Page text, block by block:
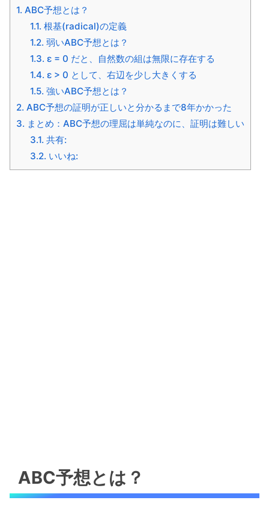
1. ABC予想とは？
1.1. 根基(radical)の定義
1.2. 弱いABC予想とは？
1.3. ε = 0 だと、自然数の組は無限に存在する
1.4. ε > 0 として、右辺を少し大きくする
1.5. 強いABC予想とは？
2. ABC予想の証明が正しいと分かるまで8年かかった
3. まとめ：ABC予想の理屈は単純なのに、証明は難しい
3.1. 共有:
3.2. いいね:
ABC予想とは？